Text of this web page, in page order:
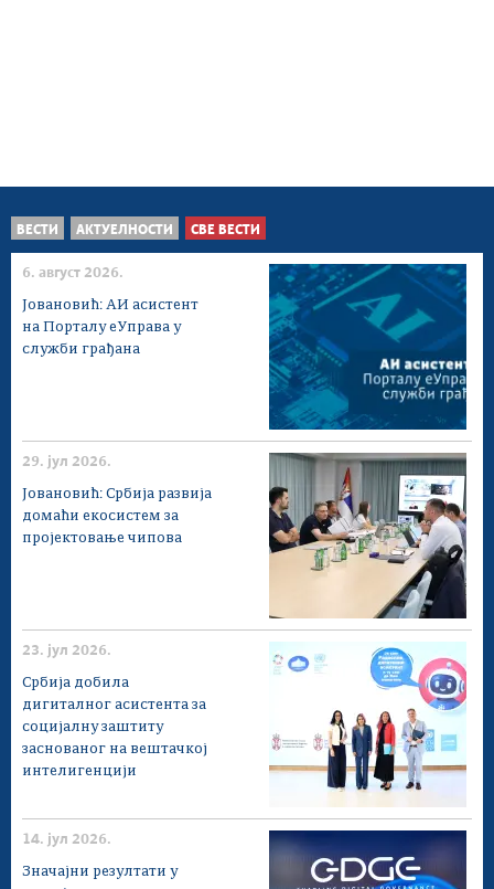
ВЕСТИ АКТУЕЛНОСТИ СВЕ ВЕСТИ
6. август 2026.
Јовановић: АИ асистент
на Порталу еУправа у
служби грађана
29. јул 2026.
Јовановић: Србија развија
домаћи екосистем за
пројектовање чипова
23. јул 2026.
Србија добила
дигиталног асистента за
социјалну заштиту
заснованог на вештачкој
интелигенцији
14. јул 2026.
Значајни резултати у